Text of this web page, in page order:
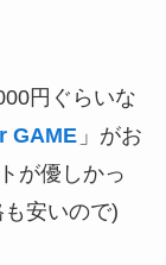
円ぐらいな
GAME 」がお
が優しかっ
安いので)